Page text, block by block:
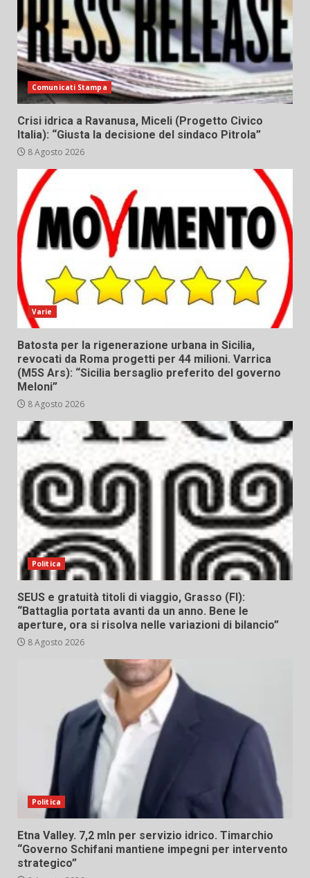
Comunicati Stampa
Crisi idrica a Ravanusa, Miceli (Progetto Civico
Italia): “Giusta la decisione del sindaco Pitrola”
8 Agosto 2026
Varie
Batosta per la rigenerazione urbana in Sicilia,
revocati da Roma progetti per 44 milioni. Varrica
(M5S Ars): “Sicilia bersaglio preferito del governo
Meloni”
8 Agosto 2026
Politica
SEUS e gratuità titoli di viaggio, Grasso (FI):
“Battaglia portata avanti da un anno. Bene le
aperture, ora si risolva nelle variazioni di bilancio”
8 Agosto 2026
Politica
Etna Valley. 7,2 mln per servizio idrico. Timarchio
“Governo Schifani mantiene impegni per intervento
strategico”